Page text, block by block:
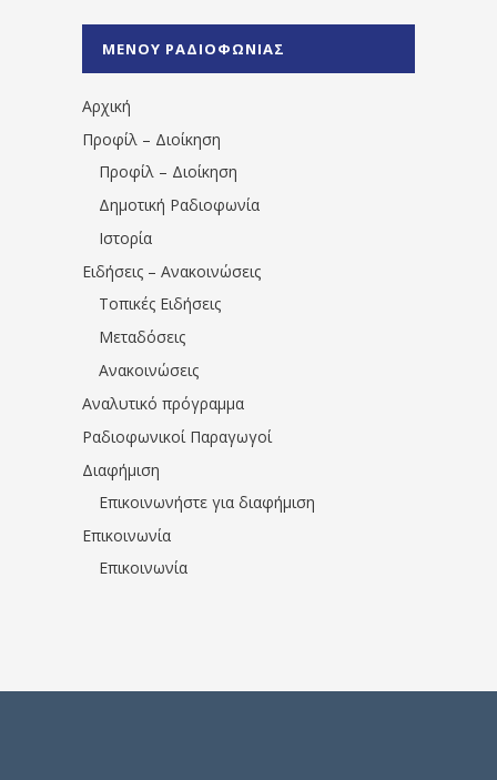
1531194763766854/" artist="" ]
ΜΕΝΟΥ ΡΑΔΙΟΦΩΝΙΑΣ
Αρχική
Προφίλ – Διοίκηση
Προφίλ – Διοίκηση
Δημοτική Ραδιοφωνία
Ιστορία
Ειδήσεις – Ανακοινώσεις
Τοπικές Ειδήσεις
Μεταδόσεις
Ανακοινώσεις
Αναλυτικό πρόγραμμα
Ραδιοφωνικοί Παραγωγοί
Διαφήμιση
Επικοινωνήστε για διαφήμιση
Επικοινωνία
Επικοινωνία